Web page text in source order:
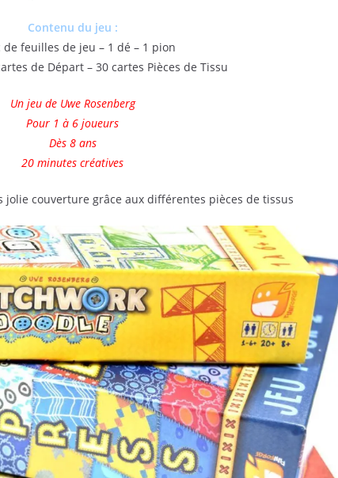
Contenu du jeu :
de feuilles de jeu – 1 dé – 1 pion
de Départ – 30 cartes Pièces de Tissu
Un jeu de Uwe Rosenberg
Pour 1 à 6 joueurs
Dès 8 ans
20 minutes créatives
jolie couverture grâce aux différentes pièces de tissus